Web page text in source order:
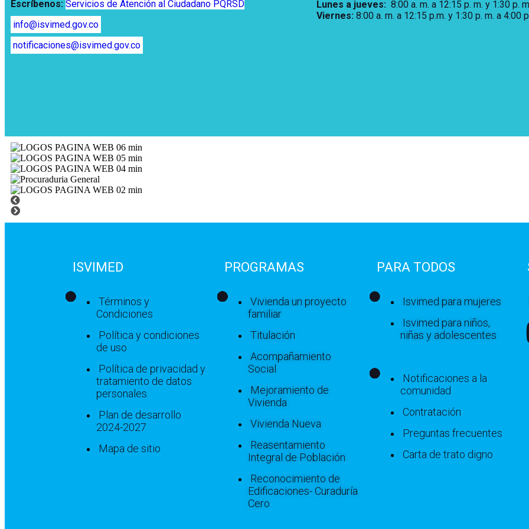
Escríbenos: Servicios de Atención al Ciudadano PQRSD
info@isvimed.gov.co
notificaciones@isvimed.gov.co
Lunes a jueves: 8:00 a. m. a 12:15 p. m. y 1:30 p.
Viernes: 8:00 a. m. a 12:15 p.m. y 1:30 p. m. a 4:00
ISVIMED
Términos y
Condiciones
Política y condiciones
de uso
Política de privacidad y
tratamiento de datos
personales
Plan de desarrollo
2024-2027
Mapa de sitio
PROGRAMAS
Vivienda un proyecto
familiar
Titulación
Acompañamiento
Social
Mejoramiento de
Vivienda
Vivienda Nueva
Reasentamiento
Integral de Población
Reconocimiento de
Edificaciones- Curaduría
Cero
PARA TODOS
Isvimed para mujeres
Isvimed para niños,
niñas y adolescentes
Notificaciones a la
comunidad
Contratación
Preguntas frecuentes
Carta de trato digno